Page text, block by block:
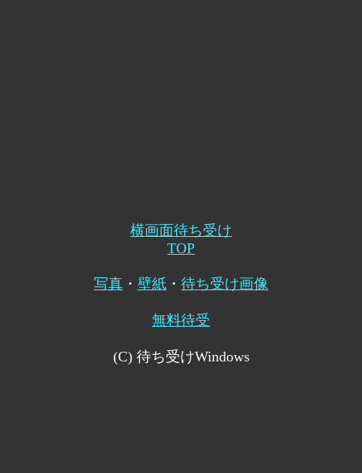
横画面待ち受け
TOP
写真 ・ 壁紙 ・ 待ち受け画像
無料待受
(C) 待ち受けWindows